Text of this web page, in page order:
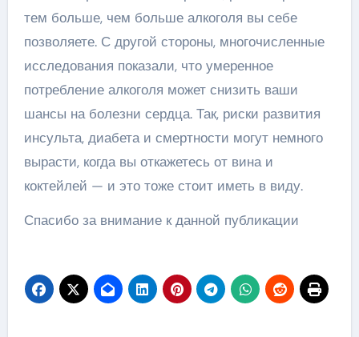
тем больше, чем больше алкоголя вы себе
позволяете. С другой стороны, многочисленные
исследования показали, что умеренное
потребление алкоголя может снизить ваши
шансы на болезни сердца. Так, риски развития
инсульта, диабета и смертности могут немного
вырасти, когда вы откажетесь от вина и
коктейлей — и это тоже стоит иметь в виду.
Спасибо за внимание к данной публикации